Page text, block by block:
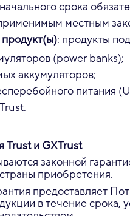
срока
местным
: продукты
(power banks);
аккумуляторов;
питания
Trust и GXTrust
законной
приобретения.
предоставляет
в течение